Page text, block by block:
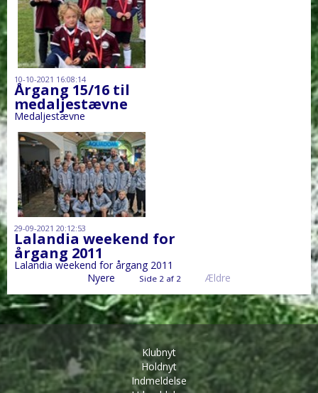
10-10-2021 16:08:14
Årgang 15/16 til
medaljestævne
Medaljestævne
29-09-2021 20:12:53
Lalandia weekend for
årgang 2011
Lalandia weekend for årgang 2011
Nyere
Side 2 af 2 Ældre
Klubnyt
Holdnyt
Indmeldelse